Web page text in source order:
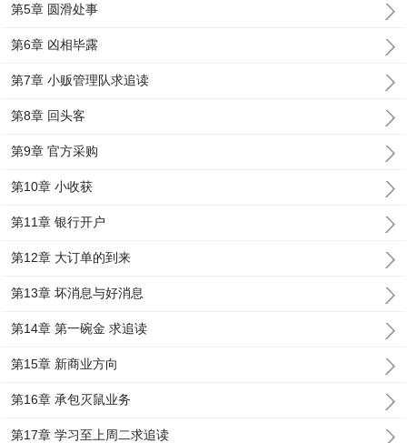
第5章 圆滑处事
第6章 凶相毕露
第7章 小贩管理队求追读
第8章 回头客
第9章 官方采购
第10章 小收获
第11章 银行开户
第12章 大订单的到来
第13章 坏消息与好消息
第14章 第一碗金 求追读
第15章 新商业方向
第16章 承包灭鼠业务
第17章 学习至上周二求追读